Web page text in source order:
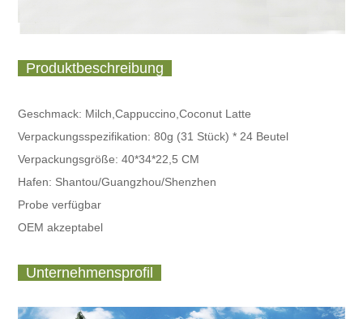
Produktbeschreibung
Geschmack: Milch,Cappuccino,Coconut Latte
Verpackungsspezifikation:80g (31 Stück) * 24 Beutel
Verpackungsgröße: 40*34*22,5 CM
Hafen: Shantou/Guangzhou/Shenzhen
Probe verfügbar
OEM akzeptabel
Unternehmensprofil